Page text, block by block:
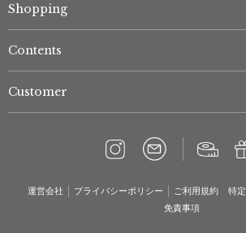
Shopping
Contents
Customer
運営会社 プライバシーポリシー ご利用規約
特
免責事項